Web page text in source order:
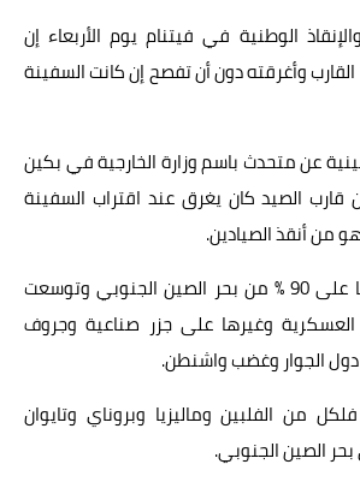
الوطنية في فيتنام يوم الأربعاء إن
وأغرقته دون أن تفصح إن كانت السفينة
عن متحدث باسم وزارة الخارجية في بكين
الصيد كان يغرق عند اقتراب السفينة
من أنقذ الصيادين.
وتزعم الصين سيادتها على 90 % من بحر الصين الجنوبي وتوسعت
وغيرها على جزر صناعية وجروف
دول الجوار وغضب واشنطن.
من الفلبين وماليزيا وبروناي وتايوان
الصين الجنوبي.